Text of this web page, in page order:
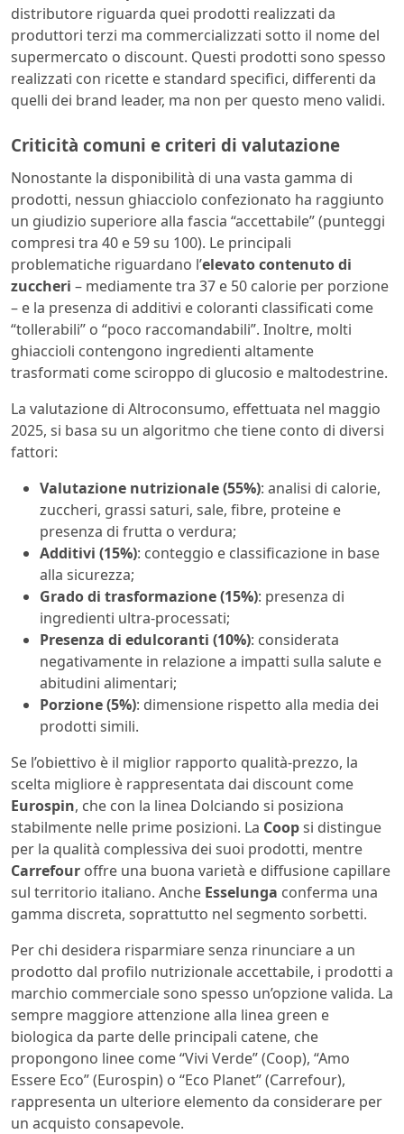
distributore riguarda quei prodotti realizzati da
produttori terzi ma commercializzati sotto il nome del
supermercato o discount. Questi prodotti sono spesso
realizzati con ricette e standard specifici, differenti da
quelli dei brand leader, ma non per questo meno validi.
Criticità comuni e criteri di valutazione
Nonostante la disponibilità di una vasta gamma di
prodotti, nessun ghiacciolo confezionato ha raggiunto
un giudizio superiore alla fascia “accettabile” (punteggi
compresi tra 40 e 59 su 100). Le principali
problematiche riguardano l’elevato contenuto di
zuccheri – mediamente tra 37 e 50 calorie per porzione
– e la presenza di additivi e coloranti classificati come
“tollerabili” o “poco raccomandabili”. Inoltre, molti
ghiaccioli contengono ingredienti altamente
trasformati come sciroppo di glucosio e maltodestrine.
La valutazione di Altroconsumo, effettuata nel maggio
2025, si basa su un algoritmo che tiene conto di diversi
fattori:
Valutazione nutrizionale (55%): analisi di calorie,
zuccheri, grassi saturi, sale, fibre, proteine e
presenza di frutta o verdura;
Additivi (15%): conteggio e classificazione in base
alla sicurezza;
Grado di trasformazione (15%): presenza di
ingredienti ultra-processati;
Presenza di edulcoranti (10%): considerata
negativamente in relazione a impatti sulla salute e
abitudini alimentari;
Porzione (5%): dimensione rispetto alla media dei
prodotti simili.
Se l’obiettivo è il miglior rapporto qualità-prezzo, la
scelta migliore è rappresentata dai discount come
Eurospin, che con la linea Dolciando si posiziona
stabilmente nelle prime posizioni. La Coopsi distingue
per la qualità complessiva dei suoi prodotti, mentre
Carrefour offre una buona varietà e diffusione capillare
sul territorio italiano. Anche Esselunga conferma una
gamma discreta, soprattutto nel segmento sorbetti.
Per chi desidera risparmiare senza rinunciare a un
prodotto dal profilo nutrizionale accettabile, i prodotti a
marchio commerciale sono spesso un’opzione valida. La
sempre maggiore attenzione alla linea green e
biologica da parte delle principali catene, che
propongono linee come “Vivi Verde” (Coop), “Amo
Essere Eco” (Eurospin) o “Eco Planet” (Carrefour),
rappresenta un ulteriore elemento da considerare per
un acquisto consapevole.